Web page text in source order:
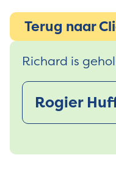
Terug naar
Richard is
Rogier